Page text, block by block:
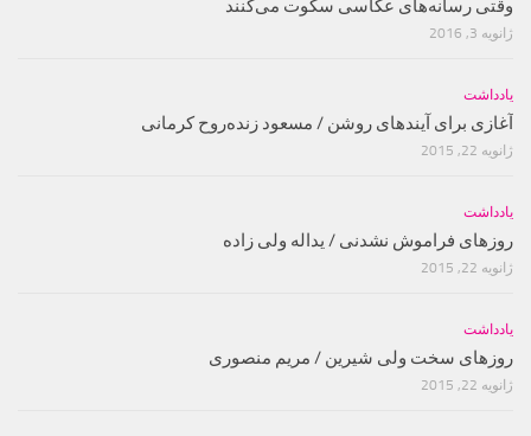
وقتی رسانه‌های عکاسی سکوت می‌کنند
ژانویه 3, 2016
یادداشت
آغازی برای آینده‫ای روشن‬‬ / مسعود زنده‌‫روح کرمانی‬‬
ژانویه 22, 2015
یادداشت
روزهای فراموش نشدنی / یداله ولی زاده
ژانویه 22, 2015
یادداشت
روزهای سخت ولی شیرین / مریم منصوری
ژانویه 22, 2015